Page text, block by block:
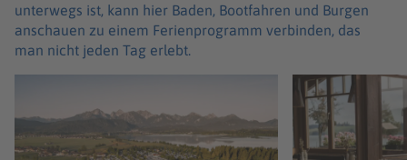
unterwegs ist, kann hier Baden, Bootfahren und Burgen
anschauen zu einem Ferienprogramm verbinden, das
man nicht jeden Tag erlebt.